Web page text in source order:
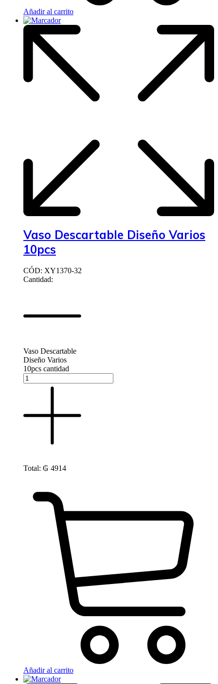
Añadir al carrito
Vaso Descartable Diseño Varios
10pcs
CÓD: XY1370-32
Cantidad:
Vaso Descartable
Diseño Varios
10pcs cantidad
Total: ₲ 4914
Añadir al carrito